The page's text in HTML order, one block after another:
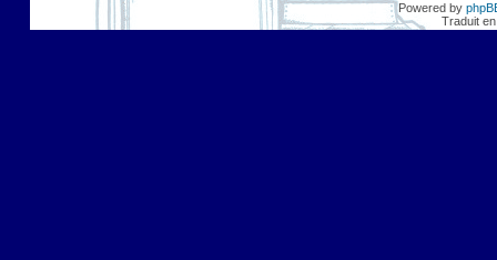
Powered by
Traduit